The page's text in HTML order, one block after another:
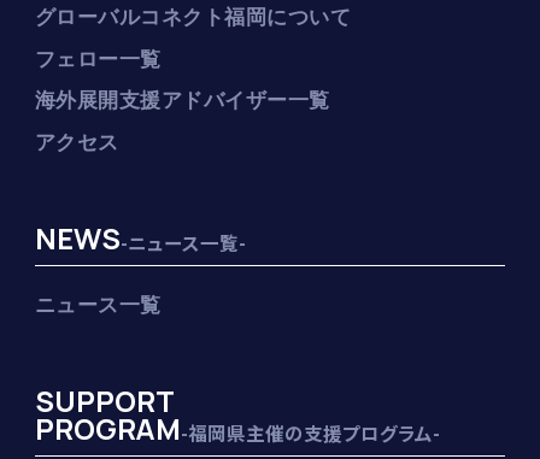
グローバルコネクト福岡について
フェロー一覧
海外展開支援アドバイザー一覧
アクセス
NEWS-ニュース一覧-
ニュース一覧
SUPPORT
PROGRAM-福岡県主催の支援プログラム-